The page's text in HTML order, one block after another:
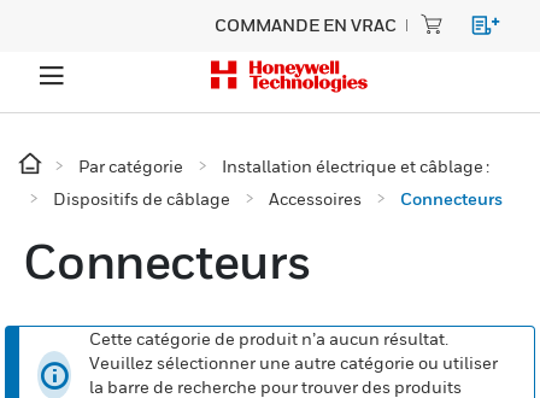
COMMANDE EN VRAC
Par catégorie
Installation électrique et câblage :
Dispositifs de câblage
Accessoires Connecteurs
Connecteurs
Cette catégorie de produit n’a aucun résultat.
Veuillez sélectionner une autre catégorie ou utiliser
la barre de recherche pour trouver des produits